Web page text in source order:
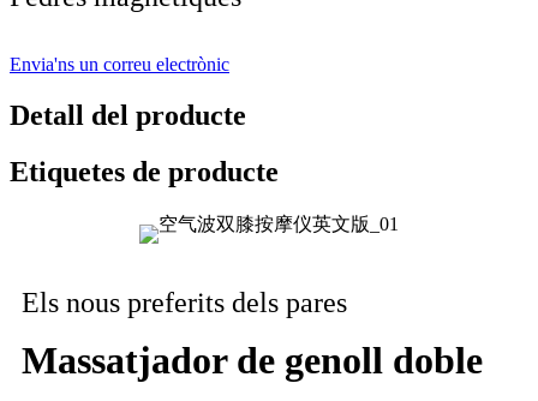
Envia'ns un correu electrònic
Detall del producte
Etiquetes de producte
Els nous preferits dels pares
Massatjador de genoll doble